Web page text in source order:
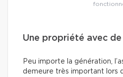
Une propriété avec
Peu importe la génération,
demeure très important lors